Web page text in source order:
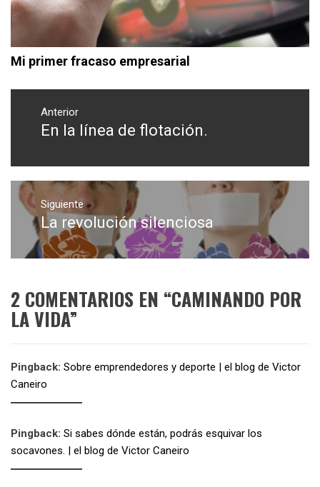
Mi primer fracaso empresarial
Navegación
entradas
Anterior
Entrada
En la línea de flotación.
Siguiente
Entrada
siguiente:
La revolución silenciosa
2 COMENTARIOS EN “CAMINANDO POR
LA VIDA”
Pingback: Sobre emprendedores y deporte | el blog de Victor
Caneiro
Pingback: Si sabes dónde están, podrás esquivar los
socavones. | el blog de Victor Caneiro